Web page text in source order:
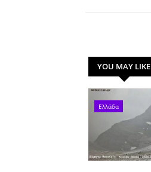
YOU MAY LIKE
Ελλάδα